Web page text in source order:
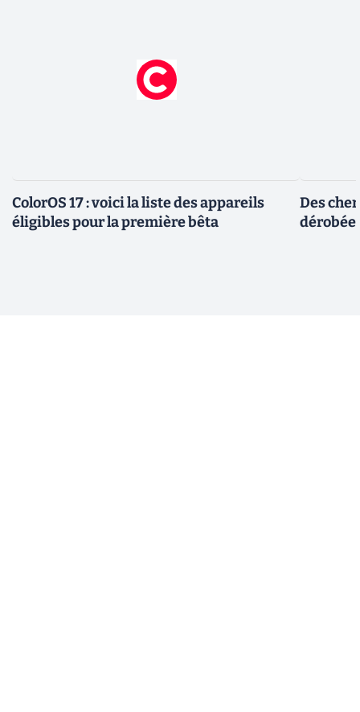
ColorOS 17 : voici la liste des appareils
éligibles pour la première bêta
Des